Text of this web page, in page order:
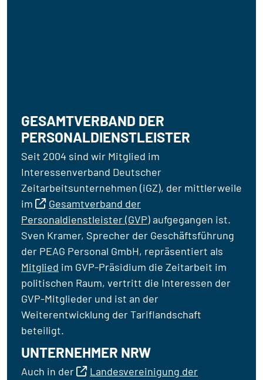
GESAMTVERBAND DER
PERSONALDIENSTLEISTER
Seit 2004 sind wir Mitglied im
Interessenverband Deutscher
Zeitarbeitsunternehmen (iGZ), der mittlerweile
im
Gesamtverband der
Personaldienstleister (GVP)aufgegangen ist.
Sven Kramer, Sprecher der Geschäftsführung
der PEAG Personal GmbH, repräsentiert als
Mitglied im GVP-Präsidium die Zeitarbeit im
politischen Raum, vertritt die Interessen der
GVP-Mitglieder und ist an der
Weiterentwicklung der Tariflandschaft
beteiligt.
UNTERNEHMER NRW
Auch in der Landesvereinigung der